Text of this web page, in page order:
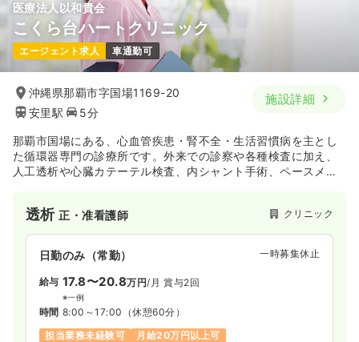
医療法人以和貴会
こくら台ハートクリニック
エージェント求人 車通勤可
沖縄県那覇市字国場1169-20
安里駅
5分
施設詳細
那覇市国場にある、心血管疾患・腎不全・生活習慣病を主とし
た循環器専門の診療所です。外来での診察や各種検査に加え、
人工透析や心臓カテーテル検査、内シャント手術、ペースメー
透析正・准看護師 クリニック
日勤のみ（常勤） 一時募集休止
給与 17.8〜20.8万円/月 賞与2回
※一例
時間 8:00～17:00 （休憩60分）
担当業務未経験可
月給20万円以上可